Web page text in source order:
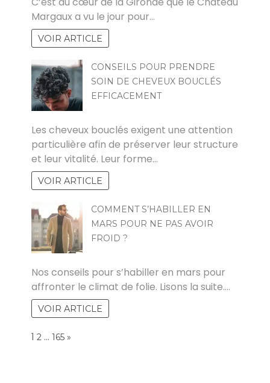
Margaux a vu le jour pour…
VOIR ARTICLE
CONSEILS POUR PRENDRE
SOIN DE CHEVEUX BOUCLÉS
EFFICACEMENT
Les cheveux bouclés exigent une attention
particulière afin de préserver leur structure
et leur vitalité. Leur forme…
VOIR ARTICLE
COMMENT S’HABILLER EN
MARS POUR NE PAS AVOIR
FROID ?
Nos conseils pour s’habiller en mars pour
affronter le climat de folie. Lisons la suite.…
VOIR ARTICLE
Page:
1 2 … 165 NEXT
»